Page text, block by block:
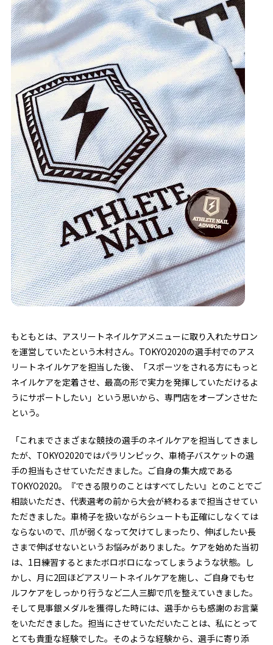
もともとは、アスリートネイルケアメニューに取り入れたサロン
を運営していたという木村さん。TOKYO2020の選手村でのアス
リートネイルケアを担当した後、「スポーツをされる方にもっと
ネイルケアを定着させ、最高の形で実力を発揮していただけるよ
うにサポートしたい」という思いから、専門店をオープンさせた
という。
「これまでさまざまな競技の選手のネイルケアを担当してきまし
たが、TOKYO2020ではパラリンピック、車椅子バスケットの選
手の担当もさせていただきました。ご自身の集大成である
TOKYO2020。『できる限りのことはすべてしたい』とのことでご
相談いただき、代表選考の前から大会が終わるまで担当させてい
ただきました。車椅子を扱いながらシュートも正確にしなくては
ならないので、爪が弱くなって欠けてしまったり、伸ばしたい長
さまで伸ばせないというお悩みがありました。ケアを始めた当初
は、1日練習するとまたボロボロになってしまうような状態。し
かし、月に2回ほどアスリートネイルケアを施し、ご自身でもセ
ルフケアをしっかり行うなど二人三脚で爪を整えていきました。
そして見事銀メダルを獲得した時には、選手からも感謝のお言葉
をいただきました。 担当にさせていただいたことは、私にとって
とても貴重な経験でした。そのような経験から、選手に寄り添